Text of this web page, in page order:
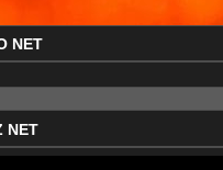
NET
NET